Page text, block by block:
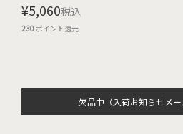
¥5,060税込
230ポイント還元
欠品中（入荷お知らせメー